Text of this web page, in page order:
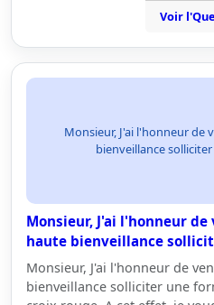
Voir
Monsieur, J'ai l'honneur de
bienveillance
Monsieur, J'ai l'honneur
haute bienveillance
Monsieur, J'ai l'honneur de
bienveillance solliciter une